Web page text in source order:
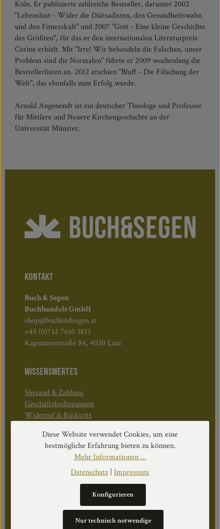
Köln. Er publizierte zahlreiche Bestseller, darunter 2002
"Lebenslust - Wider die Diätsadisten, den Gesundheitswahn
und den Fitnesskult" und 2007 "Gott - Eine kleine Geschichte
des Größten", für das er den internationalen Literaturpreis
Corine erhielt. Mit "Irre! Wir behandeln die Falschen, unser
Problem sind die Normalen" führte er 2009 wochenlang die
Bestsellerlisten an. 2012 erschien "Bluff - Die Fälschung der
Welt", das ebenfalls zum Erfolg wurde.
Arnold Angenendt ist ein deutscher Theologe und Professor
für Mittlere und Neuere Kirchengeschichte an der
Universität Münster.
KONTAKT
Buch & Segen
Buchhandels GmbH
shop@buchundsegen.at
+43 (0)732 7610 3813
Kapuzinerstraße 84, 4020 Linz
WISSENSWERTES
Versand & Zahlung
Geschäftsbedingungen
Widerruf & Rücktritt
Öffnungszeiten:
Mo–Do: 08:30–17:00 Uhr
Diese Website verwendet Cookies, um eine
bestmögliche Erfahrung bieten zu können.
Mehr Informationen ...
Datenschutz| Impressum
Nur technisch notwendige
Konfigurieren